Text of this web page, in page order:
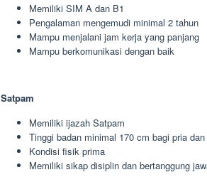
Memiliki SIM A dan B1
Pengalaman mengemudi minimal 2 tahun
Mampu menjalani jam kerja yang panjang
Mampu berkomunikasi dengan baik
Satpam
Memiliki ijazah Satpam
Tinggi badan minimal 170 cm bagi pria
Kondisi fisik prima
Memiliki sikap disiplin dan bertanggung